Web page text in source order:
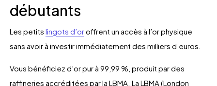
débutants
Les petits lingots d’oroffrent un accès à l’or physique
sans avoir à investir immédiatement des milliers d’euros.
Vous bénéficiez d’or pur à 99,99 %, produit par des
raffineries accréditées par la LBMA. La LBMA (London